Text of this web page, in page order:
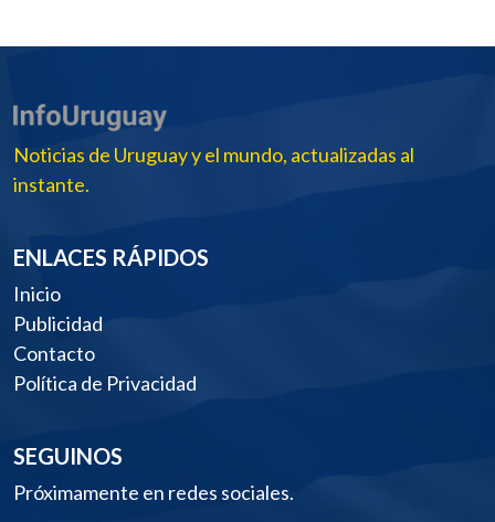
Noticias de Uruguay y el mundo, actualizadas al
instante.
ENLACES RÁPIDOS
Inicio
Publicidad
Contacto
Política de Privacidad
SEGUINOS
Próximamente en redes sociales.